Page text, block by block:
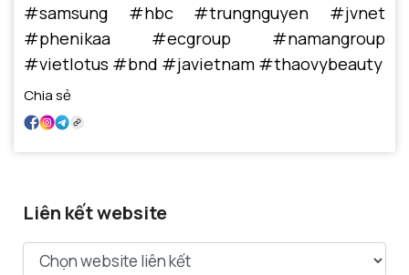
#samsung
#hbc #trungnguyen
#jvnet
#phenikaa
#ecgroup
#namangroup
#vietlotus #bnd #javietnam #thaovybeauty
Chia sẻ
Liên kết website